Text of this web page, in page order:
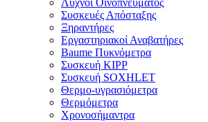
Συσκευές Απόσταξης
Ξηραντήρες
Εργαστηριακοί Αναβατήρες
Baume Πυκνόμετρα
Συσκευή KIPP
Συσκευή SOXHLET
Θερμο-υγρασιόμετρα
Θερμόμετρα
Χρονοσήμαντρα